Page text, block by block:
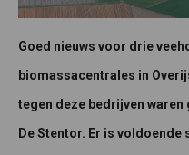
Goed nieuws voor drie
biomassacentrales in
tegen deze bedrijven
De Stentor. Er is